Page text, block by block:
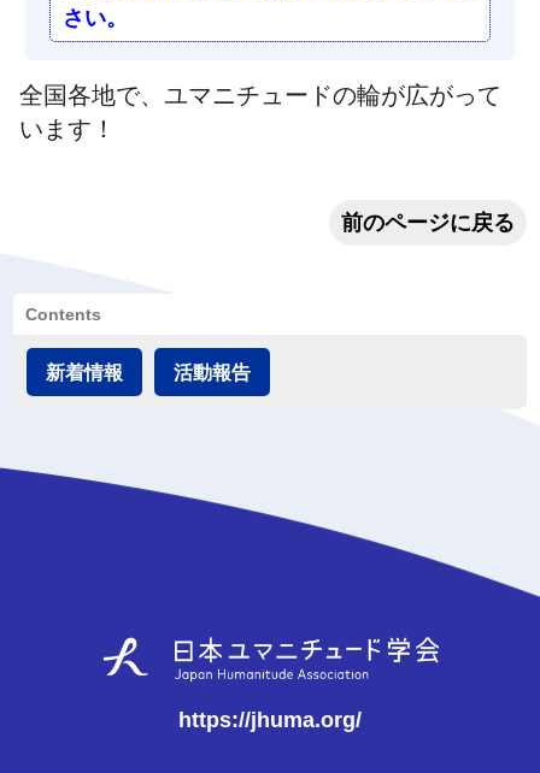
さい。
全国各地で、ユマニチュードの輪が広がって
います！
前のページに戻る
Contents
新着情報 活動報告
https://jhuma.org/